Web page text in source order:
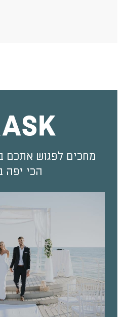
מחכים לפגוש אתכם
הכי יפה